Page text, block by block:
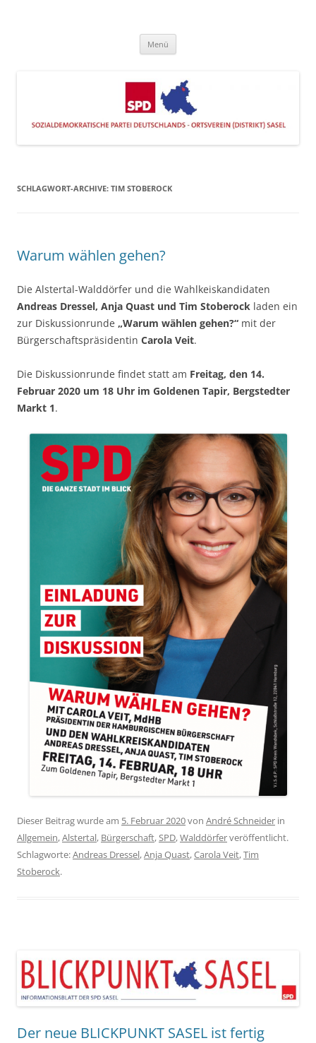
Menü
SCHLAGWORT-ARCHIVE: TIM STOBEROCK
Warum wählen gehen?
Die Alstertal-Walddörfer und die Wahlkeiskandidaten
Andreas Dressel, Anja Quast und Tim Stoberock laden ein
zur Diskussionrunde „Warum wählen gehen?“ mit der
Bürgerschaftspräsidentin Carola Veit.
Die Diskussionrunde findet statt am Freitag, den 14.
Februar 2020 um 18 Uhr im Goldenen Tapir, Bergstedter
Markt 1.
Dieser Beitrag wurde am 5. Februar 2020von André Schneider in
Allgemein,Alstertal, Bürgerschaft,SPD,Walddörferveröffentlicht.
Schlagworte:Andreas Dressel,Anja Quast,Carola Veit,Tim
Stoberock.
Der neue BLICKPUNKT SASEL ist fertig